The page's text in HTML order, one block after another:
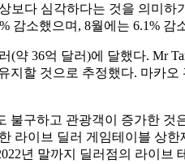
보다 심각하다는 것을 의미
감소했으며, 8월에는 6.1% 감
(약 36억 달러)에 달했다. Mr
지할 것으로 추정했다. 마카
불구하고 관광객이 증가한
라이브 딜러 게임테이블 상
년 말까지 딜러점의 라이